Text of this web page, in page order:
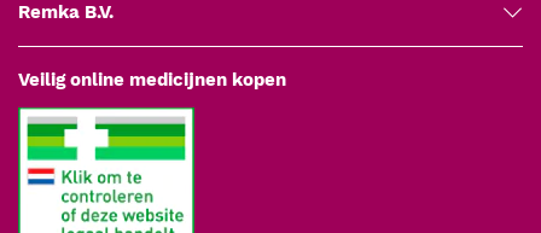
Latexvrij:
met een latexallergie.
CE-gecertificeerd:Medisch hulpmiddel voor professioneel
gebruik in diagnostische toepassingen.
Neutrale kleur:Uitvoering in wit voor een discrete,
professionele uitstraling.
Verpakking:
routinegebruik en voorraadbeheer.
Remka B.V.
Veilig online medicijnen kopen